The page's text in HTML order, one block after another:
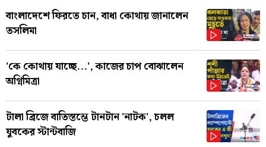
বাংলাদেশে ফিরতে চান, বাধা কোথায় জানালেন
তসলিমা
'কে কোথায় যাচ্ছে...', কাজের চাপ বোঝালেন
অগ্নিমিত্রা
টালা ব্রিজে বাতিস্তম্ভে টানটান 'নাটক', চলল
যুবকের স্টান্টবাজি